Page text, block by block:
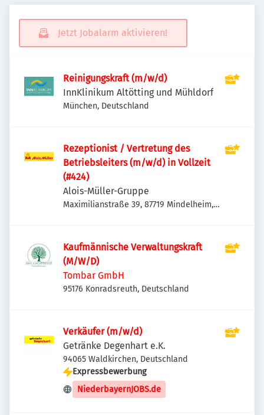
Jetzt Jobalarm aktivieren!
Reinigungskraft (m/w/d)
InnKlinikum Altötting und Mühldorf
München, Deutschland
Rezeptionist / Vertretung des
Betriebsleiters (m/w/d) in Vollzeit
(#424)
Alois-Müller-Gruppe
Maximilianstraße 39, 87719 Mindelheim,
Kaufmännische Verwaltungskraft
(M/W/D)
Tombar GmbH
95176 Konradsreuth, Deutschland
Verkäufer (m/w/d)
Getränke Degenhart e.K.
94065 Waldkirchen, Deutschland
Expressbewerbung
NiederbayernJOBS.de